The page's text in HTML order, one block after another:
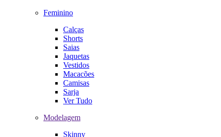
Feminino
Calças
Shorts
Saias
Jaquetas
Vestidos
Macacões
Camisas
Sarja
Ver Tudo
Modelagem
Skinny